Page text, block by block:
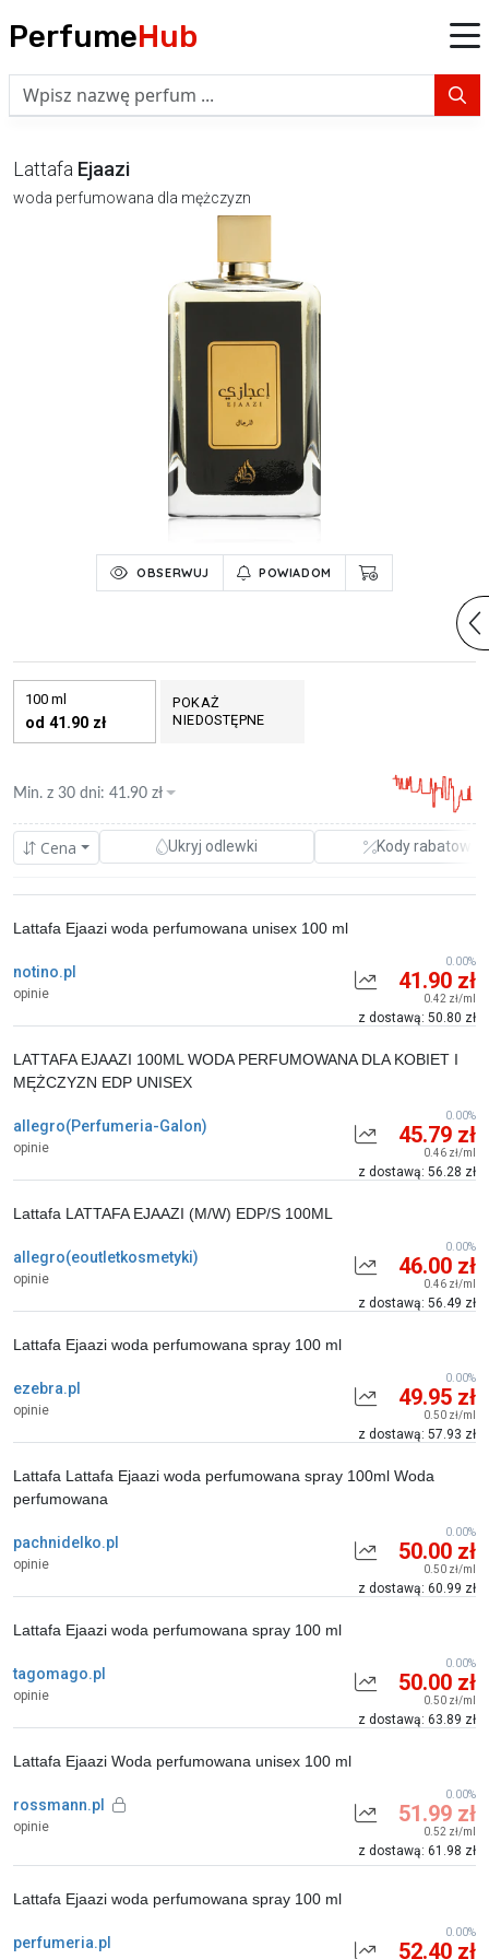
PerfumeHub
Lattafa Ejaazi
woda perfumowana dla mężczyzn
OBSERWUJ POWIADOM
100 ml
od 41.90 zł
POKAŻ
NIEDOSTĘPNE
Cena Ukryj odlewki Kody rabatowe
Min. z 30 dni: 41.90 zł
notino.pl
opinie
Lattafa Ejaazi woda perfumowana unisex 100 ml
41.90 zł
0.42 zł/ml
z dostawą: 50.80 zł
0.00%
allegro(Perfumeria-Galon)
opinie
LATTAFA EJAAZI 100ML WODA PERFUMOWANA DLA KOBIET I
MĘŻCZYZN EDP UNISEX
45.79 zł
0.46 zł/ml
z dostawą: 56.28 zł
0.00%
allegro(eoutletkosmetyki)
opinie
Lattafa LATTAFA EJAAZI (M/W) EDP/S 100ML
46.00 zł
0.46 zł/ml
z dostawą: 56.49 zł
0.00%
ezebra.pl
opinie
Lattafa Ejaazi woda perfumowana spray 100 ml
49.95 zł
0.50 zł/ml
z dostawą: 57.93 zł
0.00%
pachnidelko.pl
opinie
Lattafa Lattafa Ejaazi woda perfumowana spray 100ml Woda
perfumowana
50.00 zł
0.50 zł/ml
z dostawą: 60.99 zł
0.00%
tagomago.pl
opinie
Lattafa Ejaazi woda perfumowana spray 100 ml
50.00 zł
0.50 zł/ml
z dostawą: 63.89 zł
0.00%
rossmann.pl
opinie
Lattafa Ejaazi Woda perfumowana unisex 100 ml
51.99 zł
0.52 zł/ml
z dostawą: 61.98 zł
0.00%
perfumeria.pl
Lattafa Ejaazi woda perfumowana spray 100 ml
52.40 zł
0.00%